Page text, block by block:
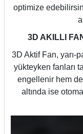
optimize
3D AKILLI
3D Aktif Fan, yarı-
yükteyken fanları
engellenir hem
altında ise